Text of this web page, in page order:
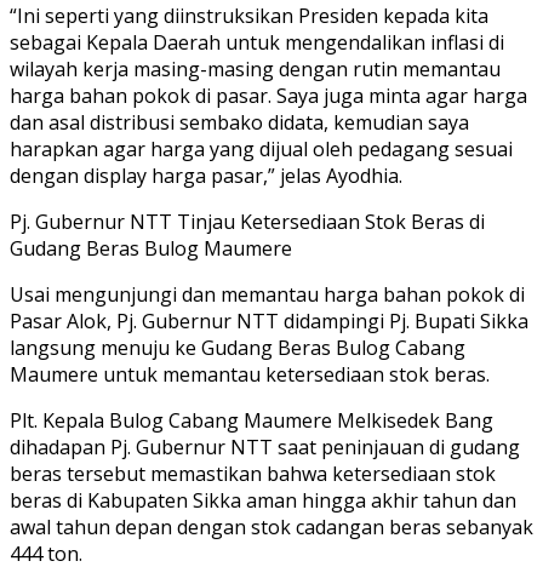
“Ini seperti yang diinstruksikan Presiden kepada kita
sebagai Kepala Daerah untuk mengendalikan inflasi di
wilayah kerja masing-masing dengan rutin memantau
harga bahan pokok di pasar. Saya juga minta agar harga
dan asal distribusi sembako didata, kemudian saya
harapkan agar harga yang dijual oleh pedagang sesuai
dengan display harga pasar,” jelas Ayodhia.
Pj. Gubernur NTT Tinjau Ketersediaan Stok Beras di
Gudang Beras Bulog Maumere
Usai mengunjungi dan memantau harga bahan pokok di
Pasar Alok, Pj. Gubernur NTT didampingi Pj. Bupati Sikka
langsung menuju ke Gudang Beras Bulog Cabang
Maumere untuk memantau ketersediaan stok beras.
Plt. Kepala Bulog Cabang Maumere Melkisedek Bang
dihadapan Pj. Gubernur NTT saat peninjauan di gudang
beras tersebut memastikan bahwa ketersediaan stok
beras di Kabupaten Sikka aman hingga akhir tahun dan
awal tahun depan dengan stok cadangan beras sebanyak
444 ton.